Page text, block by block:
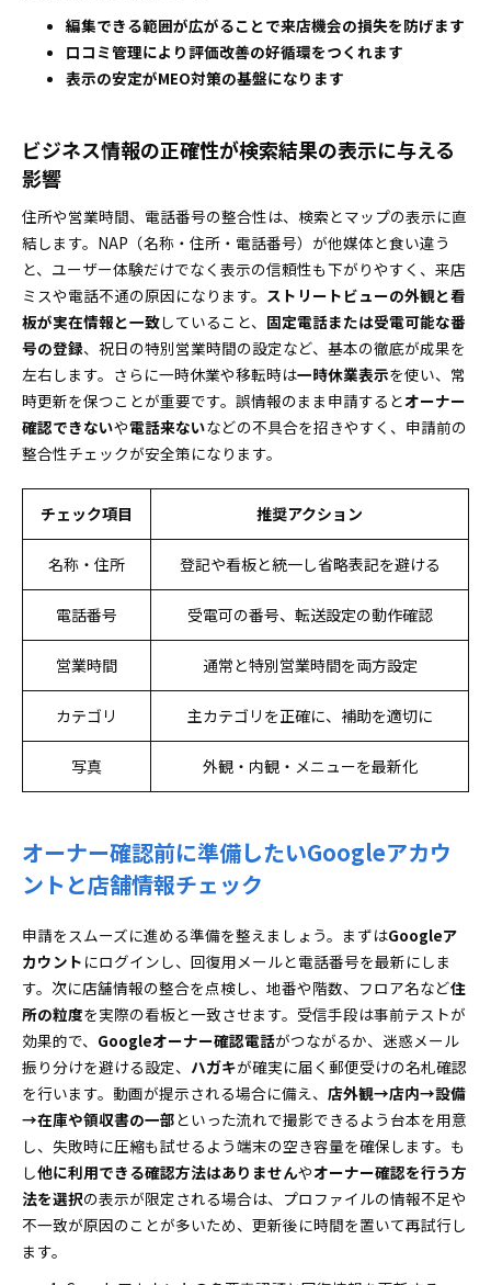
既に第三者がオーナー確認している時の権限リクエス
ト完全マニュアル
オーナー確認時の権限リクエストから通知・承諾
表示の工夫と注意点
定と手順ガイド
無人販売所やシェアスペースのオーナー確認実在
証明を成功へ導く方法
オーナー確認が進まない時の原因特定と今すぐ実践で
きるチェックリスト
オーナー確認ステータスの確認方法と遅延時の的
確アクション
オーナー確認完了後すぐにできる成果アップ初期設定
と安心安全対策
集と優先順位
Q&A集
オーナー確認で電話の受信は固定電話でも大丈
夫？
オーナー確認の動画申請で不承認になった時の改
善ポイント
編集できる範囲が広がることで来店機会の損失を防げます
口コミ管理により評価改善の好循環をつくれます
表示の安定がMEO対策の基盤になります
ビジネス情報の正確性が検索結果の表示に与える
影響
住所や営業時間、電話番号の整合性は、検索とマップの表示に直
結します。NAP（名称・住所・電話番号）が他媒体と食い違う
と、ユーザー体験だけでなく表示の信頼性も下がりやすく、来店
ミスや電話不通の原因になります。 ストリートビューの外観と看
板が実在情報と一致していること、 固定電話または受電可能な番
号の登録、祝日の特別営業時間の設定など、基本の徹底が成果を
左右します。さらに一時休業や移転時は一時休業表示を使い、常
時更新を保つことが重要です。誤情報のまま申請するとオーナー
確認できないや電話来ないなどの不具合を招きやすく、申請前の
整合性チェックが安全策になります。
チェック項目 推奨アクション
名称・住所 登記や看板と統一し省略表記を避ける
電話番号 受電可の番号、転送設定の動作確認
営業時間 通常と特別営業時間を両方設定
カテゴリ 主カテゴリを正確に、補助を適切に
写真 外観・内観・メニューを最新化
オーナー確認前に準備したいGoogleアカウ
ントと店舗情報チェック
申請をスムーズに進める準備を整えましょう。まずはGoogleア
カウント にログインし、回復用メールと電話番号を最新にしま
す。次に店舗情報の整合を点検し、地番や階数、フロア名など住
所の粒度を実際の看板と一致させます。受信手段は事前テストが
効果的で、 Googleオーナー確認電話がつながるか、迷惑メール
振り分けを避ける設定、 ハガキが確実に届く郵便受けの名札確認
を行います。動画が提示される場合に備え、 店外観→店内→設備
→在庫や領収書の一部といった流れで撮影できるよう台本を用意
し、失敗時に圧縮も試せるよう端末の空き容量を確保します。も
し他に利用できる確認方法はありませんやオーナー確認を行う方
法を選択の表示が限定される場合は、プロファイルの情報不足や
不一致が原因のことが多いため、更新後に時間を置いて再試行し
ます。